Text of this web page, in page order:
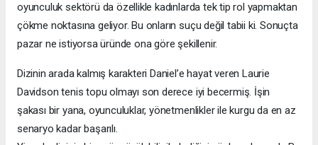
oyunculuk sektörü da özellikle kadınlarda tek tip rol yapmaktan
çökme noktasına geliyor. Bu onların suçu değil tabii ki. Sonuçta
pazar ne istiyorsa üründe ona göre şekillenir.
Dizinin arada kalmış karakteri Daniel’e hayat veren Laurie
Davidson tenis topu olmayı son derece iyi becermiş. İşin
şakası bir yana, oyunculuklar, yönetmenlikler ile kurgu da en az
senaryo kadar başarılı.